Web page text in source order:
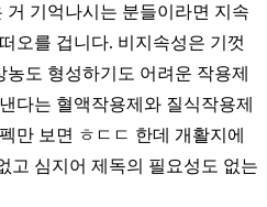
기억나시는 분들이라면 지속
오를 겁니다. 비지속성은 기껏
도 형성하기도 어려운 작용제
다는 혈액작용제와 질식작용제
만 보면 ㅎㄷㄷ 한데 개활지에
고 심지어 제독의 필요성도 없는